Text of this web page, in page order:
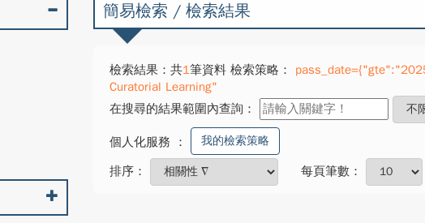
簡易檢索 / 檢索結果
檢索結果：共1筆資料 檢索策略：
Curatorial Learning"
在搜尋的結果範圍內查詢：
個人化服務 ： 我的檢索策略
排序： 每頁筆數：